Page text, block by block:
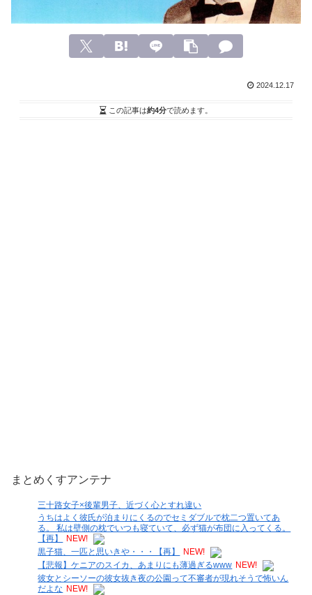
2024.12.17
この記事は約4分で読めます。
まとめくすアンテナ
三十路女子×後輩男子、近づく心とすれ違い
うちはよく彼氏が泊まりにくるのでセミダブルで枕二つ置いてあ
る。 私は壁側の枕でいつも寝ていて、必ず猫が布団に入ってくる。
【再】
NEW!
黒子猫、一匹と思いきや・・・【再】
NEW!
【悲報】ケニアのスイカ、あまりにも薄過ぎるwww NEW!
彼女とシーソーの彼女抜き夜の公園って不審者が現れそうで怖いん
だよな NEW!